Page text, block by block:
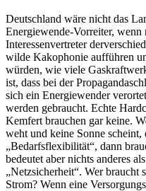
Deutschland wäre nicht das
Energiewende-Vorreiter, wenn
Interessenvertreter
wilde Kakophonie aufführen
würden, wie viele
ist, dass bei der
sich ein Energiewender
werden gebraucht. Echte
Kemfert brauchen gar keine.
weht und keine Sonne
„Bedarfsflexibilität“, dann
bedeutet aber nichts anderes
„Netzsicherheit“. Wer braucht
Strom? Wenn eine